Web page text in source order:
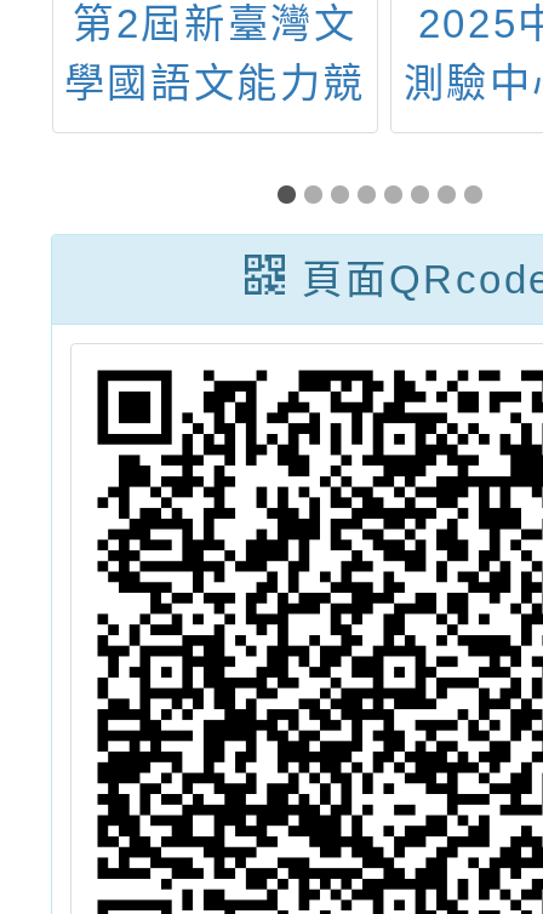
2025中文能力
測驗中心夏季全
國大會考
114年
技與
用創
術研
頁面